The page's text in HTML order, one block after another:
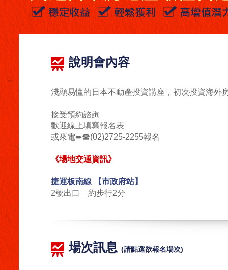
說明會內容
淺顯易懂的日本不動產投資講座，初次投資海外
接受預約諮詢
歡迎線上填寫報名表
或來電➠☎(02)2725-2255報名
《場地交通資訊》
捷運板南線 【市政府站】
2號出口 約步行2分
場次訊息 (請點選欲報名場次)